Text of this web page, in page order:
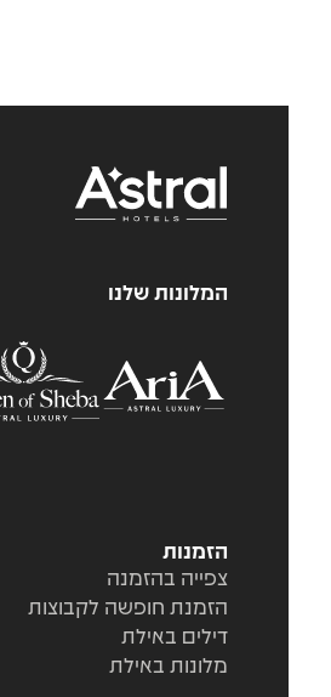
המלונות שלנו
הזמנות
צפייה בהזמנה
הזמנת חופשה לקבוצות
דילים באילת
מלונות באילת